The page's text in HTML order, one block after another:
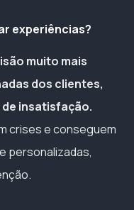
experiências?
muito mais
dos clientes,
insatisfação.
crises e conseguem
personalizadas,